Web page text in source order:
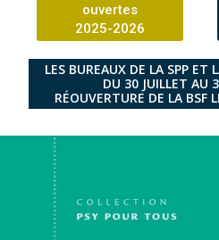
ouvertes
2025-2026
LES BUREAUX DE LA SPP ET
DU 30 JUILLET AU
RÉOUVERTURE DE LA BSF